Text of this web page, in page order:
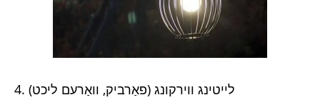
4. לייטינג ווירקונג (פאַרביק, וואַרעם ליכט)